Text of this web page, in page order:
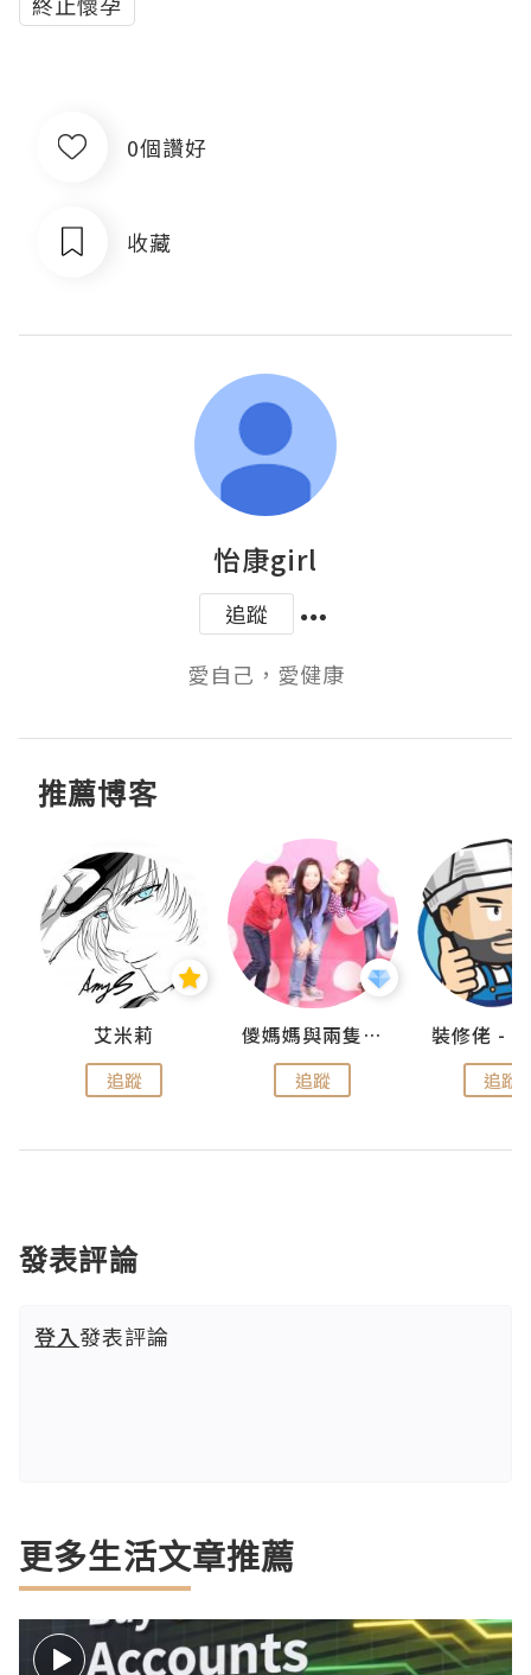
0個讚好
收藏
怡康girl
追蹤
愛自己，愛健康
推薦博客
艾米莉
追蹤
儍媽媽與兩隻小魔怪之家
追蹤 追蹤
發表評論
登入發表評論
更多生活文章推薦